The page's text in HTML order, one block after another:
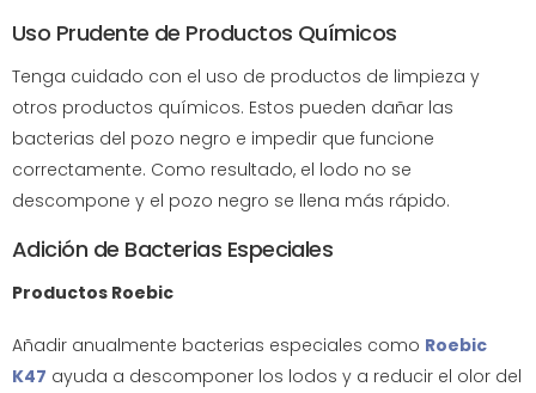
Uso Prudente de Productos Químicos
Tenga cuidado con el uso de productos de limpieza y
otros productos químicos. Estos pueden dañar las
bacterias del pozo negro e impedir que funcione
correctamente. Como resultado, el lodo no se
descompone y el pozo negro se llena más rápido.
Adición de Bacterias Especiales
Productos Roebic
Añadir anualmente bacterias especiales como Roebic
K47 ayuda a descomponer los lodos y a reducir el olor del